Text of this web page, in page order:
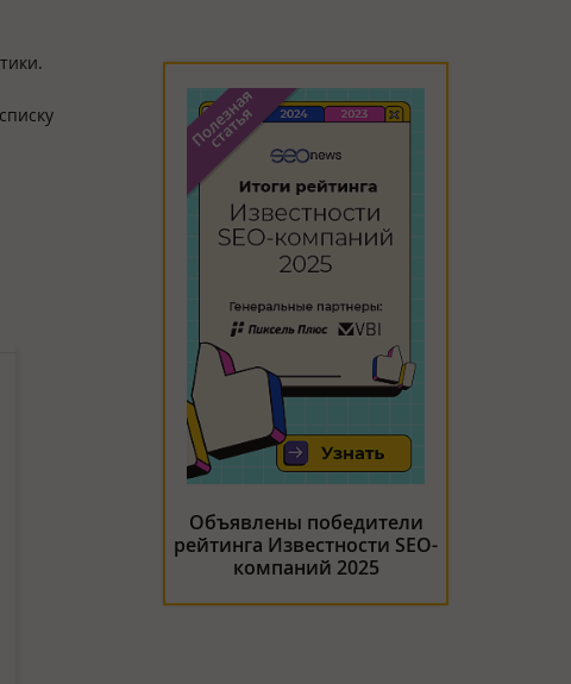
Объявлены победители
рейтинга Известности SEO-
компаний 2025